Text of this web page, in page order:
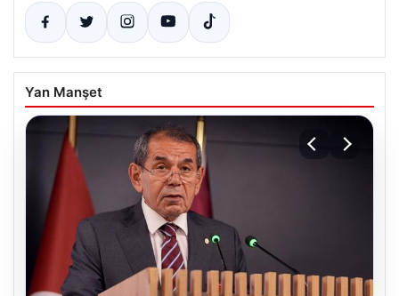
Yan Manşet